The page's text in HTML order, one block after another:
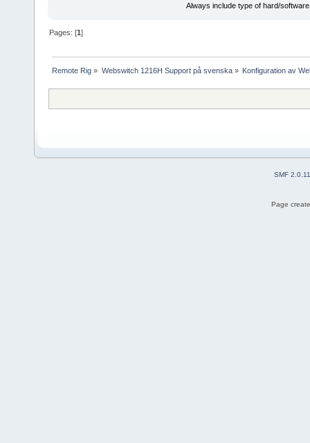
Always include type of hard/
Pages: [1]
Remote Rig » Webswitch 1216H Support på svenska» Konfiguration av
SMF 2.0.11
Page